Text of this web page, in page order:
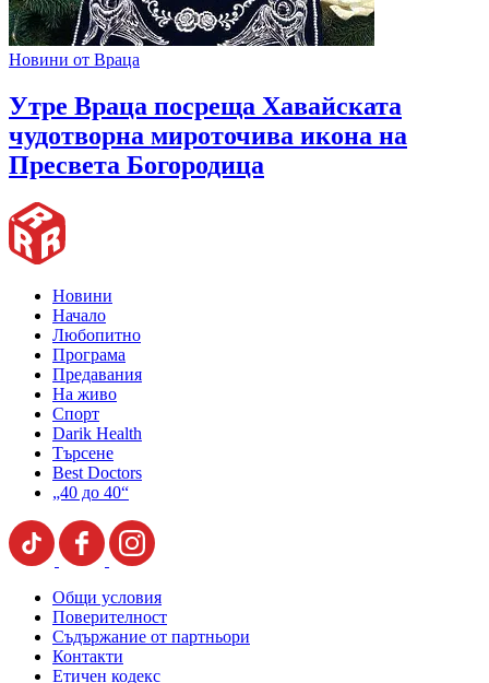
Новини от Враца
Утре Враца посреща Хавайската
чудотворна мироточива икона на
Пресвета Богородица
Новини
Начало
Любопитно
Програма
Предавания
На живо
Спорт
Darik Health
Търсене
Best Doctors
„40 до 40“
Общи условия
Поверителност
Съдържание от партньори
Контакти
Етичен кодекс